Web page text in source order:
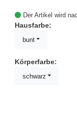
Der Artikel wird
Hausfarbe:
bunt
Körperfarbe:
schwarz